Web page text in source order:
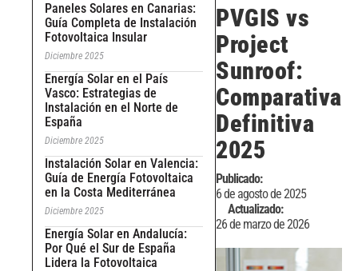
Paneles Solares en Canarias:
Guía Completa de Instalación
Fotovoltaica Insular
Diciembre 2025
Energía Solar en el País
Vasco: Estrategias de
Instalación en el Norte de
España
Diciembre 2025
Instalación Solar en Valencia:
Guía de Energía Fotovoltaica
en la Costa Mediterránea
Diciembre 2025
Energía Solar en Andalucía:
Por Qué el Sur de España
Lidera la Fotovoltaica
PVGIS vs
Project
Sunroof:
Comparativa
Definitiva
2025
Publicado:
6 de agosto de 2025
Actualizado:
26 de marzo de 2026